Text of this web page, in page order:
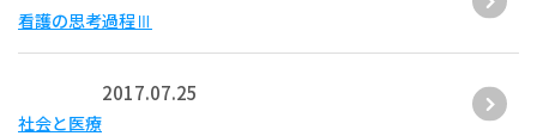
看護の思考過程Ⅲ
2017.07.25
社会と医療